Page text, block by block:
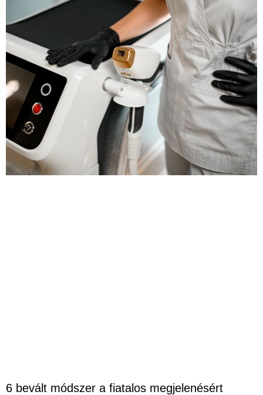
6 bevált módszer a fiatalos megjelenésért